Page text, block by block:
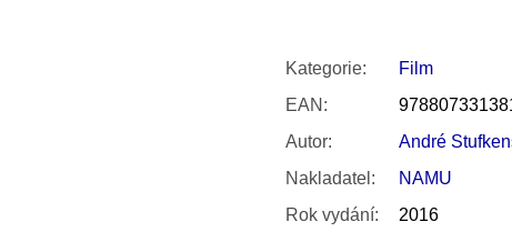
Kategorie:
Film
EAN :
Autor:
André
Nakladatel :
NAMU
Rok vydání:
2016